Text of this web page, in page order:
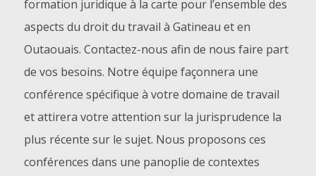
formation juridique à la carte pour l’ensemble des
aspects du droit du travail à Gatineau et en
Outaouais. Contactez-nous afin de nous faire part
de vos besoins. Notre équipe façonnera une
conférence spécifique à votre domaine de travail
et attirera votre attention sur la jurisprudence la
plus récente sur le sujet. Nous proposons ces
conférences dans une panoplie de contextes